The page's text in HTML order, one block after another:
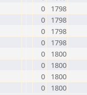
0
1798
0
1798
0
1798
0
1798
0
1800
0
1800
0
1800
0 1800